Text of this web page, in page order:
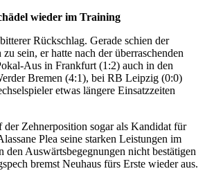
wieder im Training
Rückschlag. Gerade schien der
sein, er hatte nach der überraschenden
Aus in Frankfurt (1:2) auch in den
Bremen (4:1), bei RB Leipzig (0:0)
etwas längere Einsatzzeiten
der Zehnerposition sogar als Kandidat für
Plea seine starken Leistungen im
den Auswärtsbegegnungen nicht bestätigen
bremst Neuhaus fürs Erste wieder aus.